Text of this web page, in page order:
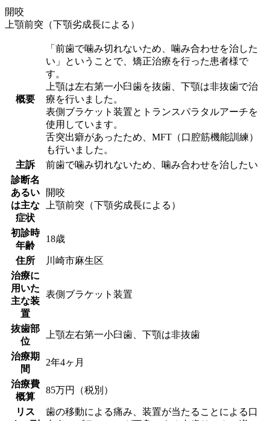
開咬
上顎前突（下顎劣成長による）
概要
「前歯で噛み切れないため、噛み合わせを治した
い」ということで、矯正治療を行った患者様で
す。
上顎は左右第一小臼歯を抜歯、下顎は非抜歯で治
療を行いました。
表側ブラケット装置とトランスパラタルアーチを
使用しています。
舌突出癖があったため、MFT（口腔筋機能訓練）
も行いました。
主訴
前歯で噛み切れないため、噛み合わせを治したい
診断名
あるい
は主な
症状
開咬
上顎前突（下顎劣成長による）
初診時
年齢
18歳
住所
川崎市麻生区
治療に
用いた
主な装
置
表側ブラケット装置
抜歯部
位
上顎左右第一小臼歯、下顎は非抜歯
治療期
間
2年4ヶ月
治療費
概算
85万円（税別）
リス
歯の移動による痛み、装置が当たることによる口